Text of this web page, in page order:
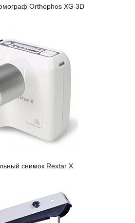
Orthophos XG 3D
снимок Rextar X